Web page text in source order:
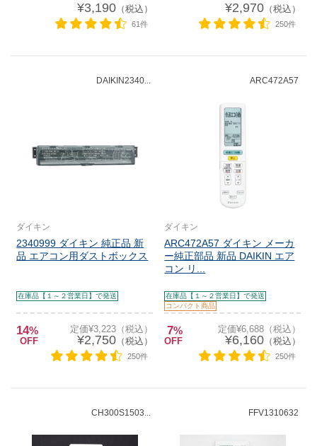
¥3,190（税込）
61件
¥2,970（税込）
250件
DAIKIN2340...
ダイキン
2340999 ダイキン 純正品 新
品 エアコン用ダストボックス
在庫品【１～２営業日】で発送
14%
OFF
定価¥3,223（税込）
¥2,750（税込）
250件
ARC472A57
ダイキン
ARC472A57 ダイキン メーカ
ー純正部品 新品 DAIKIN エア
コン リ...
在庫品【１～２営業日】で発送
コンパクト商品
7%
OFF
定価¥6,688（税込）
¥6,160（税込）
250件
CH300S1503... FFV1310632